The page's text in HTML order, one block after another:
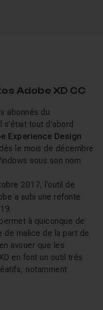
Adobe XD CC
abonnés du
s’était tout d’abord
Experience Design
le mois de décembre
sous son nom
2017, l’outil de
a subi une refonte
à quiconque de
de malice de la part de
avouer que les
en font un outil très
notamment